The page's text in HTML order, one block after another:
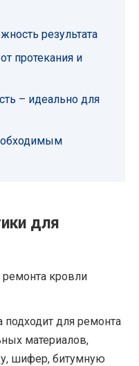
результата
протекания и
– идеально для
для
подходит для ремонта
материалов,
шифер, битумную